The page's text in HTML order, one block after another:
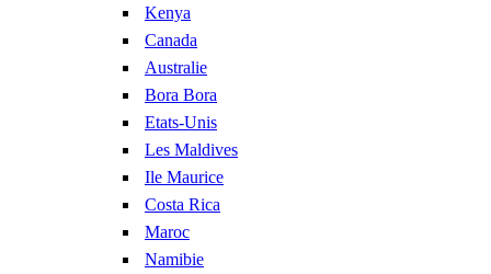
Kenya
Canada
Australie
Bora Bora
Etats-Unis
Les Maldives
Ile Maurice
Costa Rica
Maroc
Namibie